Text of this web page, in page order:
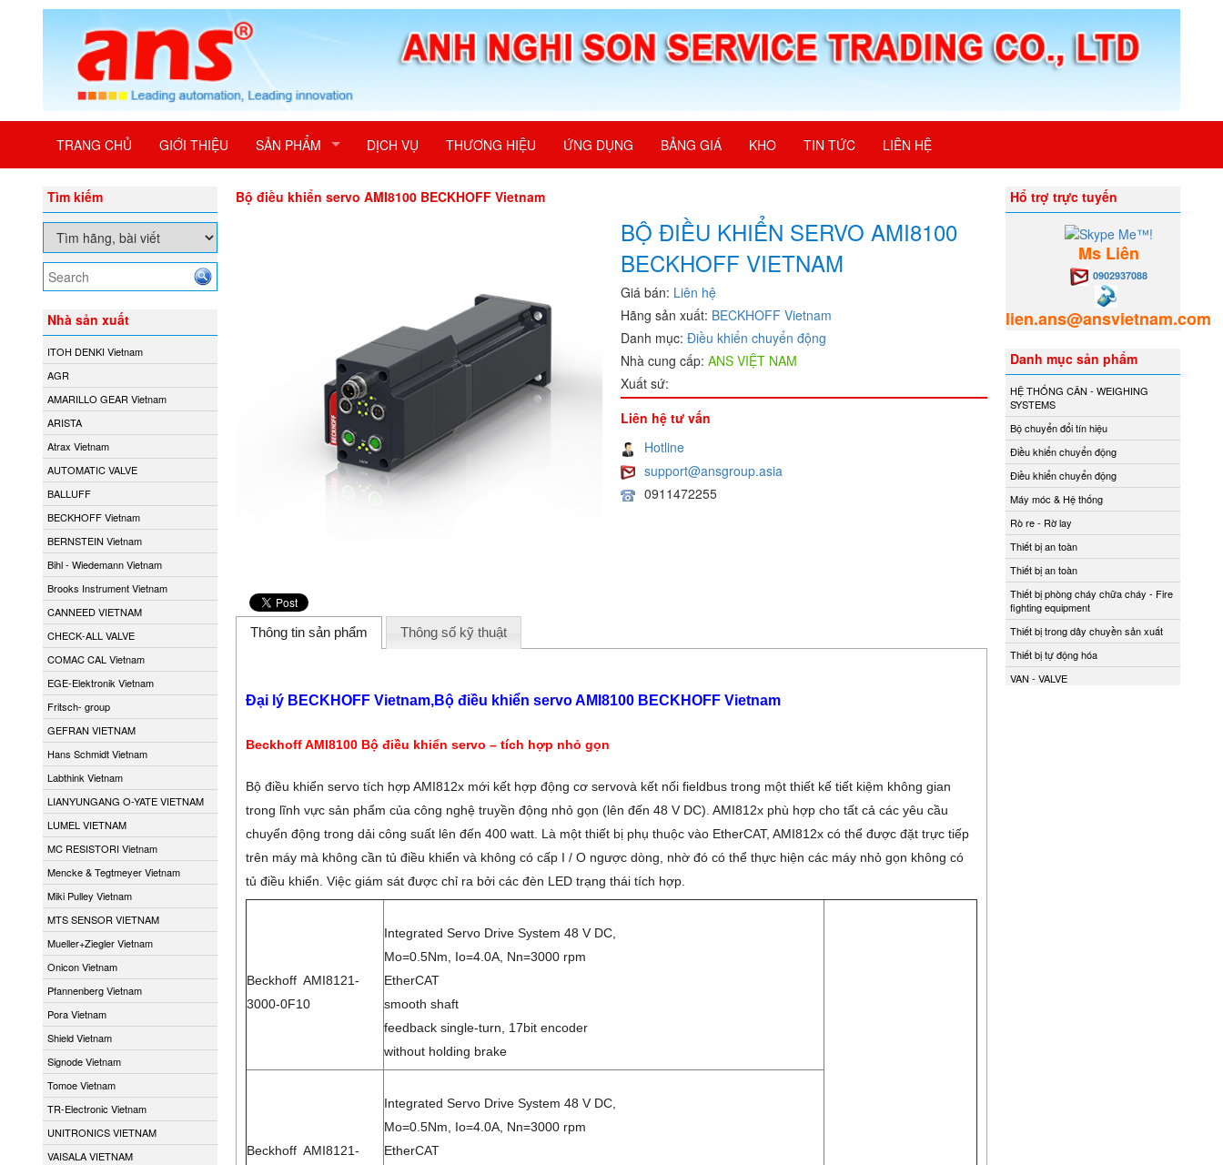
TRANG CHỦ GIỚI THIỆU SẢN PHẨM DỊCH VỤ THƯƠNG HIỆU ỨNG DỤNG BẢNG GIÁ KHO TIN TỨC LIÊN HỆ
Tìm kiếm
Nhà sản xuất
ITOH DENKI Vietnam
AGR
AMARILLO GEAR Vietnam
ARISTA
Atrax Vietnam
AUTOMATIC VALVE
BALLUFF
BECKHOFF Vietnam
BERNSTEIN Vietnam
Bihl - Wiedemann Vietnam
Brooks Instrument Vietnam
CANNEED VIETNAM
CHECK-ALL VALVE
COMAC CAL Vietnam
EGE-Elektronik Vietnam
Fritsch- group
GEFRAN VIETNAM
Hans Schmidt Vietnam
Labthink Vietnam
LIANYUNGANG O-YATE VIETNAM
LUMEL VIETNAM
MC RESISTORI Vietnam
Mencke & Tegtmeyer Vietnam
Miki Pulley Vietnam
MTS SENSOR VIETNAM
Mueller+Ziegler Vietnam
Onicon Vietnam
Pfannenberg Vietnam
Pora Vietnam
Shield Vietnam
Signode Vietnam
Tomoe Vietnam
TR-Electronic Vietnam
UNITRONICS VIETNAM
VAISALA VIETNAM
Bộ điều khiển servo AMI8100 BECKHOFF Vietnam
BỘ ĐIỀU KHIỂN SERVO AMI8100
BECKHOFF VIETNAM
Giá bán: Liên hệ
Hãng sản xuất: BECKHOFF Vietnam
Danh mục: Điều khiển chuyển động
Nhà cung cấp: ANS VIỆT NAM
Xuất sứ:
Liên hệ tư vấn
Hotline
support@ansgroup.asia
0911472255
Thông tin sản phẩm Thông số kỹ thuật
Đại lý BECKHOFF Vietnam,Bộ điều khiển servo AMI8100 BECKHOFF Vietnam
Beckhoff AMI8100 Bộ điều khiển servo – tích hợp nhỏ gọn
Bộ điều khiển servo tích hợp AMI812x mới kết hợp động cơ servovà kết nối fieldbus trong một thiết kế tiết kiệm không gian
trong lĩnh vực sản phẩm của công nghệ truyền động nhỏ gọn (lên đến 48 V DC). AMI812x phù hợp cho tất cả các yêu cầu
chuyển động trong dải công suất lên đến 400 watt. Là một thiết bị phụ thuộc vào EtherCAT, AMI812x có thể được đặt trực tiếp
trên máy mà không cần tủ điều khiển và không có cấp I / O ngược dòng, nhờ đó có thể thực hiện các máy nhỏ gọn không có
tủ điều khiển. Việc giám sát được chỉ ra bởi các đèn LED trạng thái tích hợp.
Beckhoff AMI8121-
3000-0F10
Integrated Servo Drive System 48 V DC,
Mo=0.5Nm, Io=4.0A, Nn=3000 rpm
EtherCAT
smooth shaft
feedback single-turn, 17bit encoder
without holding brake
Beckhoff AMI8121-
Integrated Servo Drive System 48 V DC,
Mo=0.5Nm, Io=4.0A, Nn=3000 rpm
EtherCAT
Hổ trợ trực tuyến
Ms Liên
0902937088
lien.ans@ansvietnam.com
Danh mục sản phẩm
HỆ THỐNG CÂN - WEIGHING
SYSTEMS
Bộ chuyển đổi tín hiệu
Điều khiển chuyển động
Điều khiển chuyển động
Máy móc & Hệ thống
Rò re - Rờ lay
Thiết bị an toàn
Thiết bị an toàn
Thiết bị phòng cháy chữa cháy - Fire
fighting equipment
Thiết bị trong dây chuyền sản xuất
Thiết bị tự động hóa
VAN - VALVE